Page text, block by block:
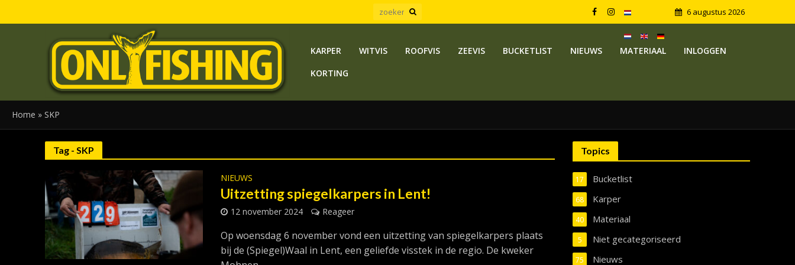
6 augustus 2026
KARPER WITVIS ROOFVIS ZEEVIS BUCKETLIST NIEUWS MATERIAAL
INLOGGEN
KORTING
Home » SKP
Tag - SKP
NIEUWS
Uitzetting spiegelkarpers in Lent!
12 november 2024 Reageer
Op woensdag 6 november vond een uitzetting van spiegelkarpers plaats
bij de (Spiegel)Waal in Lent, een geliefde visstek in de regio. De kweker
Topics
Bucketlist
17
Karper
68
Materiaal
40
Niet gecategoriseerd
5
Nieuws
75